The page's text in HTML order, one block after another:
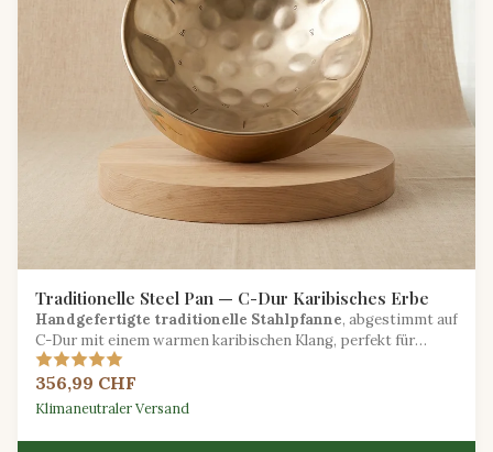
Traditionelle Steel Pan — C-Dur Karibisches Erbe
Handgefertigte traditionelle Stahlpfanne, abgestimmt auf
C-Dur mit einem warmen karibischen Klang, perfekt für
Calypso- und Soca-Rhythmen.
356,99 CHF
Klimaneutraler Versand